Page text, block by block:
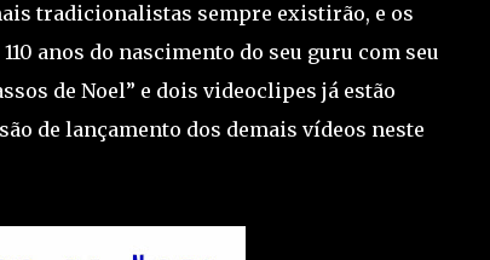
tradicionalistas sempre existirão, e os
anos do nascimento do seu guru com seu
de Noel” e dois videoclipes já estão
de lançamento dos demais vídeos neste